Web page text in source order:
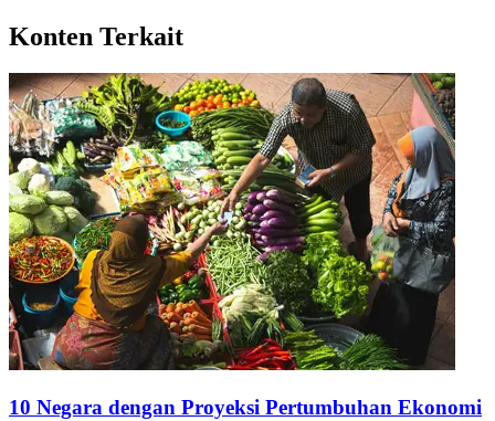
Konten Terkait
10 Negara dengan Proyeksi Pertumbuhan Ekonomi